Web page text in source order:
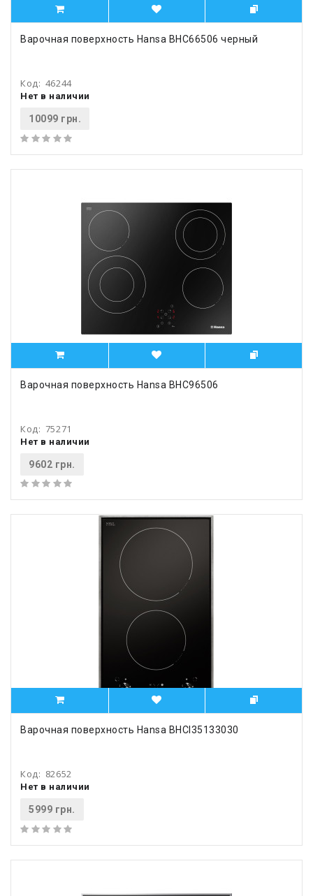
Варочная поверхность Hansa BHC66506 черный
Код: 46244
Нет в наличии
10099 грн.
Варочная поверхность Hansa BHC96506
Код: 75271
Нет в наличии
9602 грн.
Варочная поверхность Hansa BHCI35133030
Код: 82652
Нет в наличии
5999 грн.